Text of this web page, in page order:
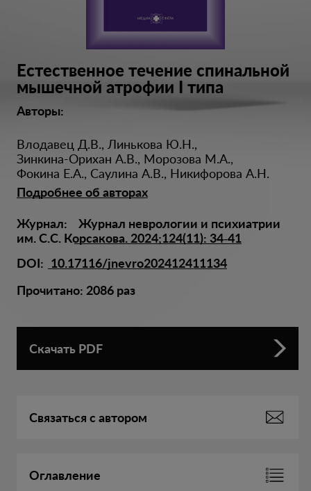
Естественное течение спинальной
мышечной атрофии I типа
Авторы:
Влодавец Д.В., Линькова Ю.Н.,
Зинкина-Орихан А.В., Морозова М.А.,
Фокина Е.А., Саулина А.В., Никифорова А.Н.
Подробнее об авторах
Журнал:
Журнал неврологии и психиатрии
им. С.С. Корсакова. 2024;124(11): 34‑41
DOI: 10.17116/jnevro202412411134
Прочитано: 2086 раз
Скачать PDF
Связаться с автором
Оглавление